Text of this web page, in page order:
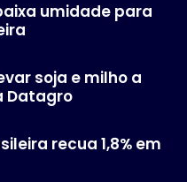
umidade para
soja e milho a
Datagro
recua 1,8% em